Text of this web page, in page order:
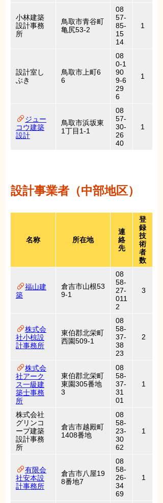
小林建築
設計事務
所
鳥取市青谷町
亀尻53-2
08
57-
85-
15
14
1
設計室し
ぶき
鳥取市上町6
6
08
0-1
90
9-6
29
6
1
ジュー
コウ建築
設計
鳥取市浜坂東
1丁目1-1
08
57-
30-
26
40
1
設計事業者（中部地区）
名称 所在地
連
絡
先
登
録
技
術
者
数
福山建
築
倉吉市山根53
9-1
08
58-
27-
011
2
3
株式会
社小椋設
計事務所
東伯郡北栄町
西園509-1
08
58-
37-
38
23
2
株式会
社アーク
ス一級建
築士事務
所
東伯郡北栄町
東園305番地
3
08
58-
37-
31
01
1
株式会社
グリンコ
ープ建築
設計事務
所
倉吉市越殿町
1408番地
08
58-
23-
30
62
1
有限会
社安本設
計事務所
倉吉市八屋19
8番地7
08
58-
26-
34
69
1